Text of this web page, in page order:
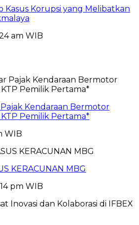
Kasus Korupsi yang Melibatkan
am WIB
Kendaraan Bermotor
Pemilik Pertama*
WIB
KERACUNAN MBG
pm WIB